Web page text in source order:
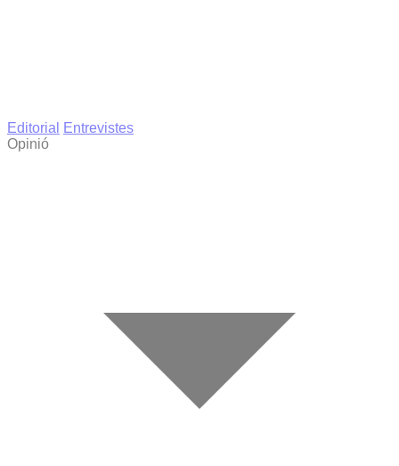
Editorial
Entrevistes
Opinió